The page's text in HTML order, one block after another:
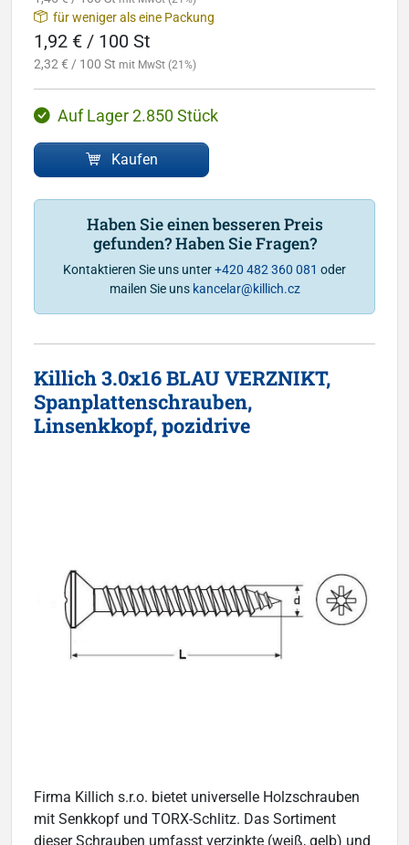
für weniger als eine Packung
1,92 € / 100 St
2,32 € / 100 St mit MwSt (21%)
Auf Lager 2.850 Stück
Kaufen
Haben Sie einen besseren Preis
gefunden? Haben Sie Fragen?
Kontaktieren Sie uns unter+420 482 360 081 oder
mailen Sie uns kancelar@killich.cz
Killich 3.0x16 BLAU VERZNIKT,
Spanplattenschrauben,
Linsenkkopf, pozidrive
Firma Killich s.r.o. bietet universelle Holzschrauben
mit Senkkopf und TORX-Schlitz. Das Sortiment
dieser Schrauben umfasst verzinkte (weiß, gelb) und